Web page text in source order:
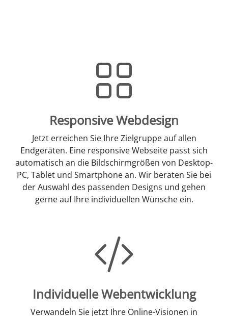
Responsive Webdesign
Jetzt erreichen Sie Ihre Zielgruppe auf allen
Endgeräten. Eine responsive Webseite passt sich
automatisch an die Bildschirmgrößen von Desktop-
PC, Tablet und Smartphone an. Wir beraten Sie bei
der Auswahl des passenden Designs und gehen
gerne auf Ihre individuellen Wünsche ein.
Individuelle Webentwicklung
Verwandeln Sie jetzt Ihre Online-Visionen in